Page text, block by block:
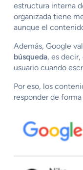
estructura interna
organizada tiene
aunque el
Además, Google
búsqueda, es
usuario cuando
Por eso, los
responder de